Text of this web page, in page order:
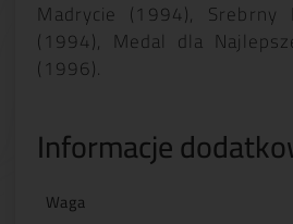
Madrycie (1994),
(1994), Medal dla
(1996).
Informacje
Waga